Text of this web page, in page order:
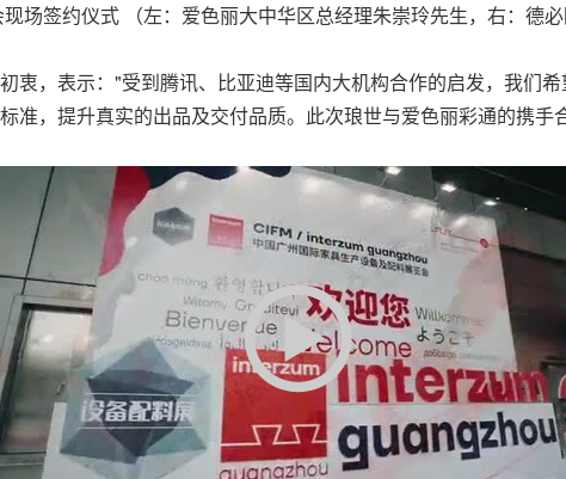
场签约仪式 （左：爱色丽大中华区总经理朱崇玲先生，右：德
衷，表示："受到腾讯、比亚迪等国内大机构合作的启发，我们
准，提升真实的出品及交付品质。此次琅世与爱色丽彩通的携手